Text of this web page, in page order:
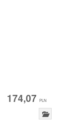
174,07 PLN